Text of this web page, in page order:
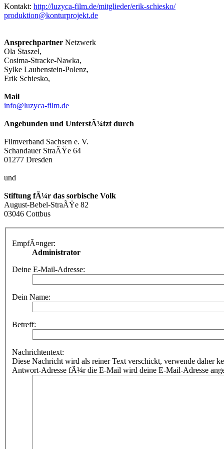
Kontakt: http://luzyca-film.de/mitglieder/erik-schiesko/
produktion@konturprojekt.de
Ansprechpartner Netzwerk
Ola Staszel,
Cosima-Stracke-Nawka,
Sylke Laubenstein-Polenz,
Erik Schiesko,
Mail
info@luzyca-film.de
Angebunden und UnterstÃ¼tzt durch
Filmverband Sachsen e. V.
Schandauer StraÃŸe 64
01277 Dresden
und
Stiftung fÃ¼r das sorbische Volk
August-Bebel-StraÃŸe 82
03046 Cottbus
EmpfÃ¤nger:
Administrator
Deine E-Mail-Adresse:
Dein Name:
Betreff:
Nachrichtentext:
Diese Nachricht wird als reiner Text verschickt, verwende daher
Antwort-Adresse fÃ¼r die E-Mail wird deine E-Mail-Adresse